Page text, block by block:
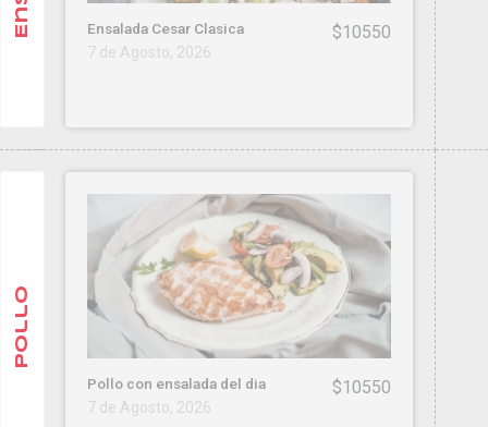
Pollo
Ensalada Cesar Clasica $10550
7 de Agosto, 2026
Pollo con ensalada del dia $10550
7 de Agosto, 2026